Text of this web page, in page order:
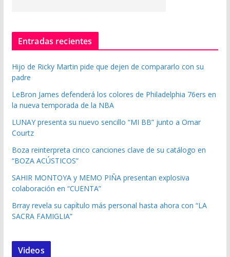
Entradas recientes
Hijo de Ricky Martin pide que dejen de compararlo con su
padre
LeBron James defenderá los colores de Philadelphia 76ers en
la nueva temporada de la NBA
LUNAY presenta su nuevo sencillo “MI BB” junto a Omar
Courtz
Boza reinterpreta cinco canciones clave de su catálogo en
“BOZA ACÚSTICOS”
SAHIR MONTOYA y MEMO PIÑA presentan explosiva
colaboración en “CUENTA”
Brray revela su capítulo más personal hasta ahora con “LA
SACRA FAMIGLIA”
Videos